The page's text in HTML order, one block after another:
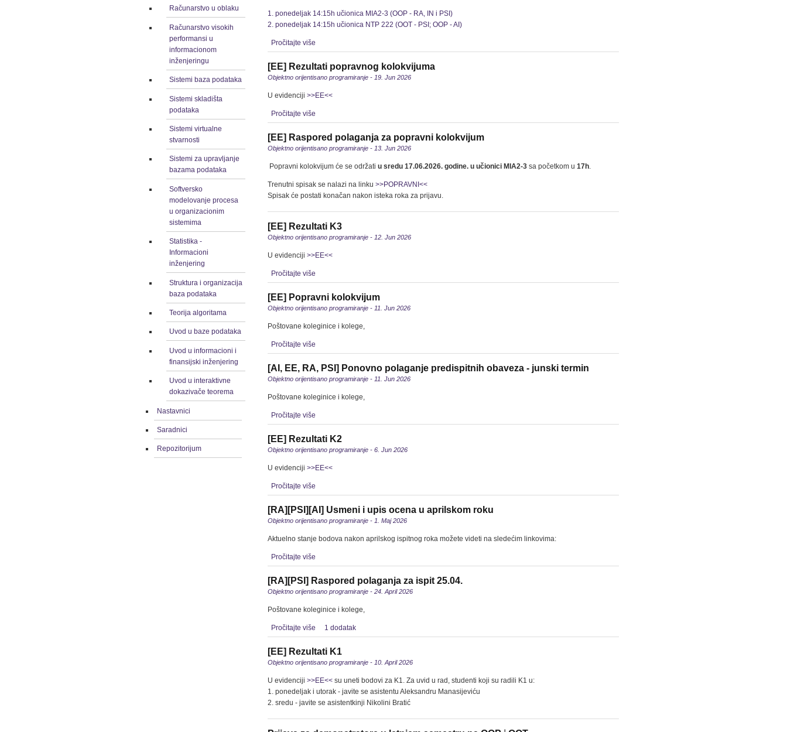
Računarstvo u oblaku
Računarstvo visokih
performansi u
informacionom
inženjeringu
Sistemi baza podataka
Sistemi skladišta
podataka
Sistemi virtualne
stvarnosti
Sistemi za upravljanje
bazama podataka
Softversko
modelovanje procesa
u organizacionim
sistemima
Statistika -
Informacioni
inženjering
Struktura i organizacija
baza podataka
Teorija algoritama
Uvod u baze podataka
Uvod u informacioni i
finansijski inženjering
Uvod u interaktivne
dokazivače teorema
Nastavnici
Saradnici
Repozitorijum
1. ponedeljak 14:15h učionica MIA2-3 (OOP - RA, IN i PSI)
2. ponedeljak 14:15h učionica NTP 222 (OOT - PSI; OOP - AI)
Pročitajte više
[EE] Rezultati popravnog kolokvijuma
Objektno orijentisano programiranje - 19. Jun 2026
U evidenciji >>EE<<
Pročitajte više
[EE] Raspored polaganja za popravni kolokvijum
Objektno orijentisano programiranje - 13. Jun 2026
Popravni kolokvijum će se održati u sredu 17.06.2026. godine. u učionici MIA2-3 sa početkom u 17h.
Trenutni spisak se nalazi na linku >>POPRAVNI<<
Spisak će postati konačan nakon isteka roka za prijavu.
[EE] Rezultati K3
Objektno orijentisano programiranje - 12. Jun 2026
U evidenciji >>EE<<
Pročitajte više
[EE] Popravni kolokvijum
Objektno orijentisano programiranje - 11. Jun 2026
Poštovane koleginice i kolege,
Pročitajte više
[AI, EE, RA, PSI] Ponovno polaganje predispitnih obaveza - junski termin
Objektno orijentisano programiranje - 11. Jun 2026
Poštovane koleginice i kolege,
Pročitajte više
[EE] Rezultati K2
Objektno orijentisano programiranje - 6. Jun 2026
U evidenciji >>EE<<
Pročitajte više
[RA][PSI][AI] Usmeni i upis ocena u aprilskom roku
Objektno orijentisano programiranje - 1. Maj 2026
Aktuelno stanje bodova nakon aprilskog ispitnog roka možete videti na sledećim linkovima:
Pročitajte više
[RA][PSI] Raspored polaganja za ispit 25.04.
Objektno orijentisano programiranje - 24. April 2026
Poštovane koleginice i kolege,
Pročitajte više 1 dodatak
[EE] Rezultati K1
Objektno orijentisano programiranje - 10. April 2026
U evidenciji >>EE<< su uneti bodovi za K1. Za uvid u rad, studenti koji su radili K1 u:
1. ponedeljak i utorak - javite se asistentu Aleksandru Manasijeviću
2. sredu - javite se asistentkinji Nikolini Bratić